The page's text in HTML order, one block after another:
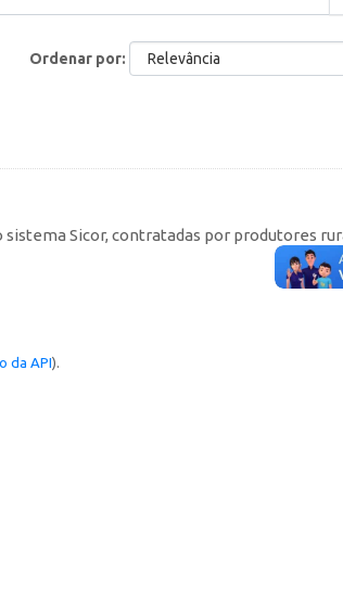
Ordenar por
Sicor, contratadas por produtores
da API).